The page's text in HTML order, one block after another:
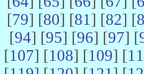
[79] [80] [81] [82] [
[94] [95] [96] [97] [
[107] [108] [109] [